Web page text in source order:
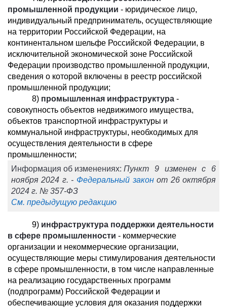
промышленной продукции - юридическое лицо,
индивидуальный предприниматель, осуществляющие
на территории Российской Федерации, на
континентальном шельфе Российской Федерации, в
исключительной экономической зоне Российской
Федерации производство промышленной продукции,
сведения о которой включены в реестр российской
промышленной продукции;
8) промышленная инфраструктура -
совокупность объектов недвижимого имущества,
объектов транспортной инфраструктуры и
коммунальной инфраструктуры, необходимых для
осуществления деятельности в сфере
промышленности;
Информация об изменениях: Пункт 9 изменен с 6
ноября 2024 г. - Федеральный законот 26 октября
2024 г. № 357-ФЗ
См. предыдущую редакцию
9) инфраструктура поддержки деятельности
в сфере промышленности - коммерческие
организации и некоммерческие организации,
осуществляющие меры стимулирования деятельности
в сфере промышленности, в том числе направленные
на реализацию государственных программ
(подпрограмм) Российской Федерации и
обеспечивающие условия для оказания поддержки